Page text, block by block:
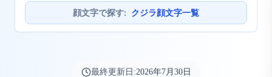
顔文字で探す: クジラ顔文字一覧
最終更新日:2026年7月30日